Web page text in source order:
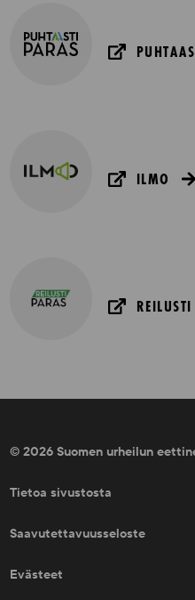
ILMO
© 2026 Suomen urheilun
Tietoa sivustosta
Saavutettavuusseloste
Evästeet